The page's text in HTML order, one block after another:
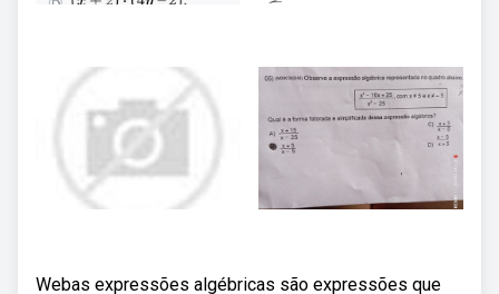
Webas expressões algébricas são expressões que